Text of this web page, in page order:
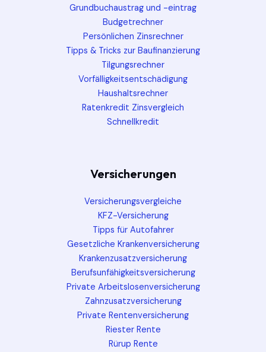
Grundbuchaustrag und -eintrag
Budgetrechner
Persönlichen Zinsrechner
Tipps & Tricks zur Baufinanzierung
Tilgungsrechner
Vorfälligkeitsentschädigung
Haushaltsrechner
Ratenkredit Zinsvergleich
Schnellkredit
Versicherungen
Versicherungsvergleiche
KFZ-Versicherung
Tipps für Autofahrer
Gesetzliche Krankenversicherung
Krankenzusatzversicherung
Berufsunfähigkeitsversicherung
Private Arbeitslosenversicherung
Zahnzusatzversicherung
Private Rentenversicherung
Riester Rente
Rürup Rente